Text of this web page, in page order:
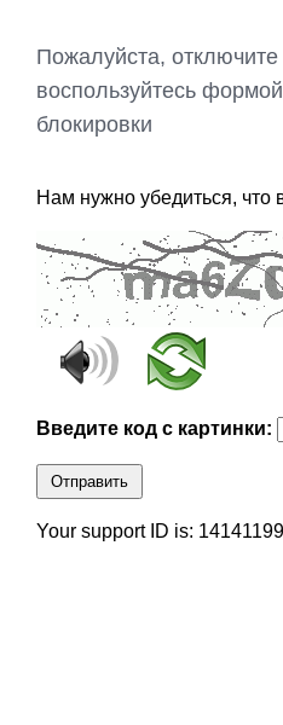
Пожалуйста,
воспользуйтесь
блокировки
Нам нужно убедиться, что
Введите код с картинки:
Отправить
Your support ID is: